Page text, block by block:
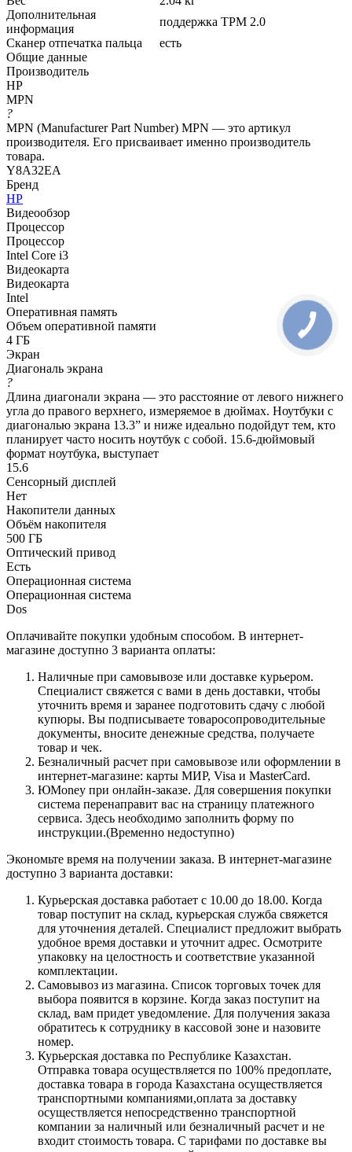
Дополнительная
информация
поддержка TPM 2.0
Сканер отпечатка пальца
есть
Общие данные
Производитель
HP
MPN
?
MPN (Manufacturer Part Number) MPN — это артикул
производителя. Его присваивает именно производитель
товара.
Y8A32EA
Бренд
HP
Видеообзор
Процессор
Процессор
Intel Core i3
Видеокарта
Видеокарта
Intel
Оперативная память
Объем оперативной памяти
4 ГБ
Экран
Диагональ экрана
?
Длина диагонали экрана — это расстояние от левого нижнего
угла до правого верхнего, измеряемое в дюймах. Ноутбуки с
диагональю экрана 13.3” и ниже идеально подойдут тем, кто
планирует часто носить ноутбук с собой. 15.6-дюймовый
формат ноутбука, выступает
15.6
Сенсорный дисплей
Нет
Накопители данных
Объём накопителя
500 ГБ
Оптический привод
Есть
Операционная система
Операционная система
Dos
Оплачивайте покупки удобным способом. В интернет-
магазине доступно 3 варианта оплаты:
Наличные при самовывозе или доставке курьером.
Специалист свяжется с вами в день доставки, чтобы
уточнить время и заранее подготовить сдачу с любой
купюры. Вы подписываете товаросопроводительные
документы, вносите денежные средства, получаете
товар и чек.
Безналичный расчет при самовывозе или оформлении в
интернет-магазине: карты МИР, Visa и MasterCard.
ЮMoney при онлайн-заказе. Для совершения покупки
система перенаправит вас на страницу платежного
сервиса. Здесь необходимо заполнить форму по
инструкции.(Временно недоступно)
Экономьте время на получении заказа. В интернет-магазине
доступно 3 варианта доставки:
Курьерская доставка работает с 10.00 до 18.00. Когда
товар поступит на склад, курьерская служба свяжется
для уточнения деталей. Специалист предложит выбрать
удобное время доставки и уточнит адрес. Осмотрите
упаковку на целостность и соответствие указанной
комплектации.
Самовывоз из магазина. Список торговых точек для
выбора появится в корзине. Когда заказ поступит на
склад, вам придет уведомление. Для получения заказа
обратитесь к сотруднику в кассовой зоне и назовите
номер.
Курьерская доставка по Республике Казахстан.
Отправка товара осуществляется по 100% предоплате,
доставка товара в города Казахстана осуществляется
транспортными компаниями,оплата за доставку
осуществляется непосредственно транспортной
компании за наличный или безналичный расчет и не
входит стоимость товара. С тарифами по доставке вы